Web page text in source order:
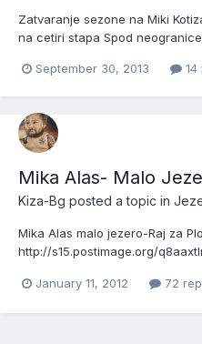
Zatvaranje sezone na Miki
na cetiri stapa Spod
0653333282
September 30, 2013 14
Mika Alas- Malo
Kiza-Bg posted a topic in
Mika Alas malo jezero-Raj za
http://s15.postimage.org/
jezero, prosiren je mali revir
January 11, 2012 72